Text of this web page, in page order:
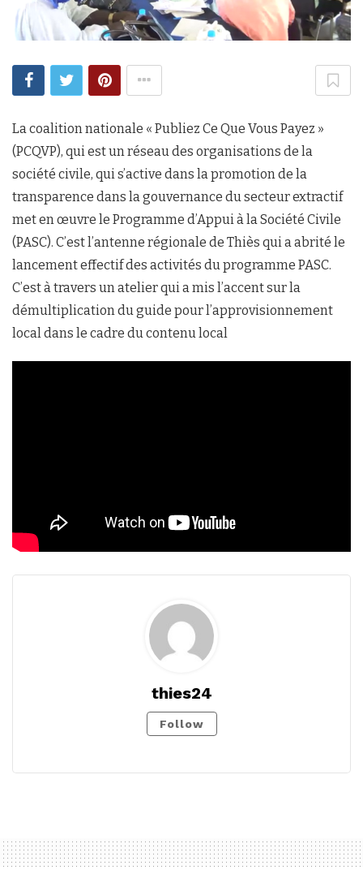
La coalition nationale « Publiez Ce Que Vous Payez »
(PCQVP), qui est un réseau des organisations de la
société civile, qui s’active dans la promotion de la
transparence dans la gouvernance du secteur extractif
met en œuvre le Programme d’Appui à la Société Civile
(PASC). C’est l’antenne régionale de Thiès qui a abrité le
lancement effectif des activités du programme PASC.
C’est à travers un atelier qui a mis l’accent sur la
démultiplication du guide pour l’approvisionnement
local dans le cadre du contenu local
thies24
Follow